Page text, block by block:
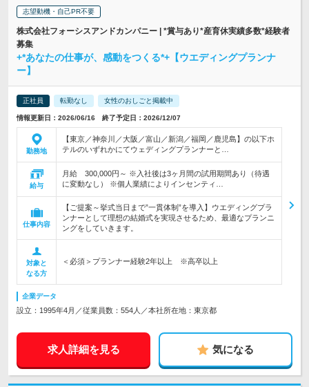
志望動機・自己PR不要
株式会社フォーシスアンドカンパニー | *賞与あり*産育休実績多数*経験者
募集
+*あなたの仕事が、感動をつくる*+【ウエディングプランナ
ー】
正社員 転勤なし 女性のおしごと掲載中
情報更新日：2026/06/16 終了予定日：2026/12/07
勤務地
【東京／神奈川／大阪／富山／新潟／福岡／鹿児島】の以下ホ
テルのいずれかにてウェディングプランナーと…
給与
月給 300,000円～ ※入社後は3ヶ月間の試用期間あり（待遇
に変動なし） ※個人業績によりインセンティ…
仕事内容
【ご提案～挙式当日まで”一貫体制”を導入】ウエディングプラ
ンナーとして理想の結婚式を実現させるため、最適なプランニ
ングをしていきます。
対象と
なる方
＜必須＞プランナー経験2年以上 ※高卒以上
企業データ
設立：1995年4月／従業員数：554人／本社所在地：東京都
求人詳細を見る 気になる